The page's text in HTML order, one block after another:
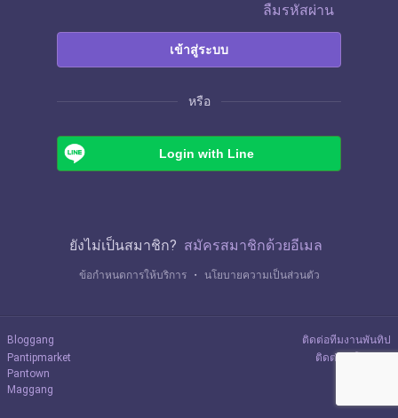
ลืมรหัสผ่าน
เข้าสู่ระบบ
หรือ
Login with Line
ยังไม่เป็นสมาชิก? สมัครสมาชิกด้วยอีเมล
ข้อกำหนดการให้บริการ ・ นโยบายความเป็นส่วนตัว
Bloggang
Pantipmarket
Pantown
Maggang
ติดต่อทีมงานพันทิป
ติดต่อลงโฆษณา